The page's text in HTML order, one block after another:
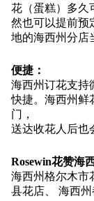
花（蛋糕）多久
然也可以提前预
地的海西州分店
便捷：
海西州订花支持
快捷。海西州鲜
门，
送达收花人后也
Rosewin花赞海
海西州格尔木市
县花店、 海西州